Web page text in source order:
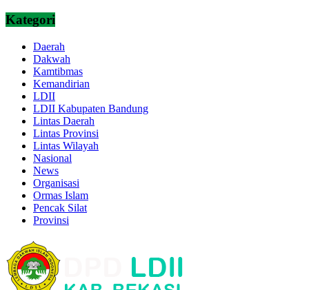
Kategori
Daerah
Dakwah
Kamtibmas
Kemandirian
LDII
LDII Kabupaten Bandung
Lintas Daerah
Lintas Provinsi
Lintas Wilayah
Nasional
News
Organisasi
Ormas Islam
Pencak Silat
Provinsi